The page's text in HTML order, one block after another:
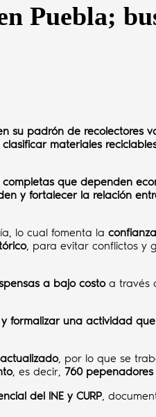
Puebla;
su padrón de recolectores
materiales
completas que dependen
y fortalecer la relación
lo cual fomenta la
, para evitar conflictos y
a bajo costoa través
formalizar una actividad
, por lo que se
, es decir, 760
del INE y CURP,